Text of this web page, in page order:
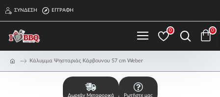
ΣΎΝΔΕΣΗ ΕΓΓΡΑΦΉ
0 0
Κάλυμμα Ψησταριάς Κάρβουνου 57 cm Weber
Δωρεάν Μεταφορικά Ρωτήστε μας